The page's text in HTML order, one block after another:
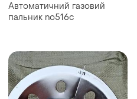
Автоматичний газовий
пальник no516c